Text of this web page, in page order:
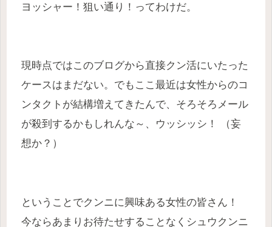
ヨッシャー！狙い通り！ってわけだ。
現時点ではこのブログから直接クン活にいたった
ケースはまだない。でもここ最近は女性からのコ
ンタクトが結構増えてきたんで、そろそろメール
が殺到するかもしれんな～、ウッシッシ！ （妄
想か？）
ということでクンニに興味ある女性の皆さん！
今ならあまりお待たせすることなくシュウクンニ